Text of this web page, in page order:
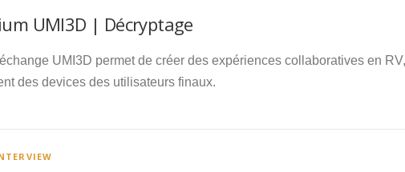
UMI3D | Décryptage
UMI3D permet de créer des expériences collaboratives en
des devices des utilisateurs finaux.